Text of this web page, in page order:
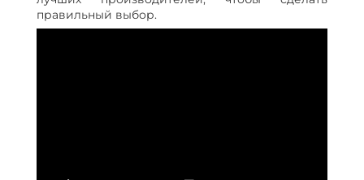
правильный выбор.